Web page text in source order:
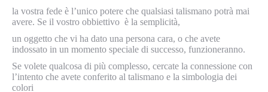
la vostra fede è l’unico potere che qualsiasi talismano potrà mai
avere. Se il vostro obbiettivo è la semplicità,
un oggetto che vi ha dato una persona cara, o che avete
indossato in un momento speciale di successo, funzioneranno.
Se volete qualcosa di più complesso, cercate la connessione con
l’intento che avete conferito al talismano e la simbologia dei
colori